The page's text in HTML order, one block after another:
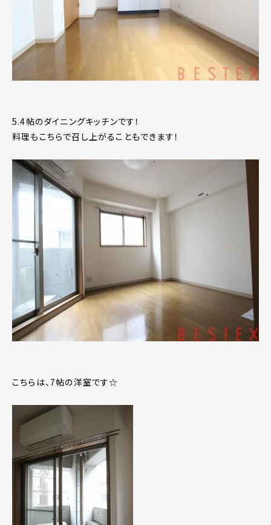
5.4帖のダイニングキッチンです！
料理もこちらで召し上がることもできます！
こちらは、7帖の洋室です☆